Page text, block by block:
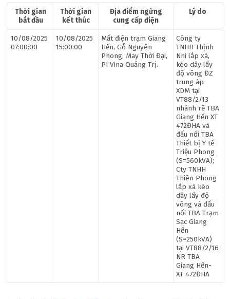
Thời gian
bắt đầu
Thời gian
kết thúc
Địa điểm ngừng
cung cấp điện
Lý do
10/08/2025
07:00:00
10/08/2025
15:00:00
Mất điện trạm Giang
Hến, Gỗ Nguyên
Phong, May Thời Đại,
PI Vina Quảng Trị.
Công ty
TNHH Thịnh
Nhi lắp xà,
kéo dây lấy
độ võng ĐZ
trung áp
XDM tại
VT88/2/13
nhánh rẽ TBA
Giang Hến XT
472ĐHA và
đấu nối TBA
Thiết bị Y tế
Triệu Phong
(S=560kVA);
Cty TNHH
Thiên Phong
lắp xà kéo
dây lấy độ
võng và đấu
nối TBA Trạm
Sạc Giang
Hến
(S=250kVA)
tại VT88/2/16
NR TBA
Giang Hến-
XT 472ĐHA